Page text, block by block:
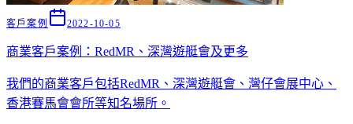
客戶案例 2022-10-05
商業客戶案例：RedMR、深灣遊艇會及更多
我們的商業客戶包括RedMR、深灣遊艇會、灣仔會展中心、
香港賽馬會會所等知名場所。